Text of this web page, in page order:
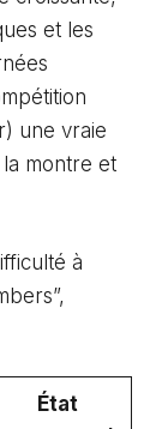
et les
une vraie
la montre et
à
État